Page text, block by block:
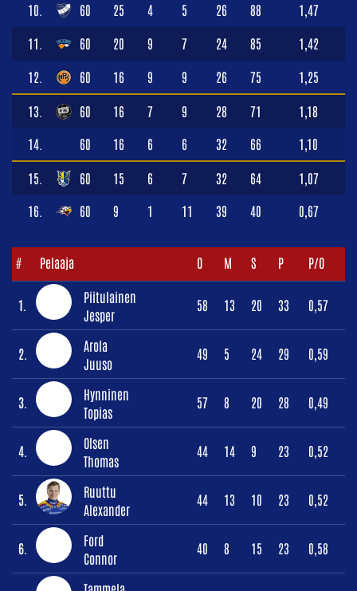
10. 60 25 4 5 26 88 1,47
11. 60 20 9 7 24 85 1,42
12. 60 16 9 9 26 75 1,25
13. 60 16 7 9 28 71 1,18
14. 60 16 6 6 32 66 1,10
15. 60 15 6 7 32 64 1,07
16. 60 9 1 11 39 40 0,67
# Pelaaja O M S P P/O
1.
Piitulainen
Jesper
58 13 20 33 0,57
2.
Arola
Juuso
49 5 24 29 0,59
3.
Hynninen
Topias
57 8 20 28 0,49
4.
Olsen
Thomas
44 14 9 23 0,52
5.
Ruuttu
Alexander
44 13 10 23 0,52
6.
Ford
Connor
40 8 15 23 0,58